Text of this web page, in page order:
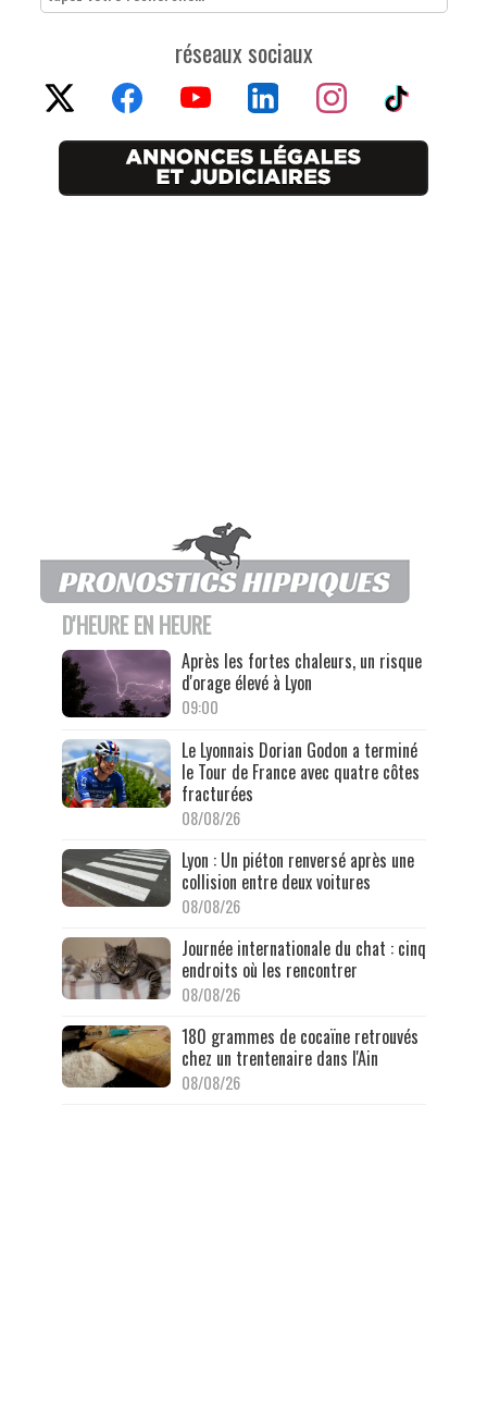
réseaux sociaux
D'HEURE EN HEURE
Après les fortes chaleurs, un risque
d'orage élevé à Lyon
09:00
Le Lyonnais Dorian Godon a terminé
le Tour de France avec quatre côtes
fracturées
08/08/26
Lyon : Un piéton renversé après une
collision entre deux voitures
08/08/26
Journée internationale du chat : cinq
endroits où les rencontrer
08/08/26
180 grammes de cocaïne retrouvés
chez un trentenaire dans l'Ain
08/08/26